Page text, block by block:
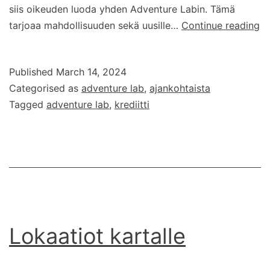
siis oikeuden luoda yhden Adventure Labin. Tämä
tarjoaa mahdollisuuden sekä uusille… Continue reading
Published March 14, 2024
Categorised as adventure lab, ajankohtaista
Tagged adventure lab, krediitti
Lokaatiot kartalle